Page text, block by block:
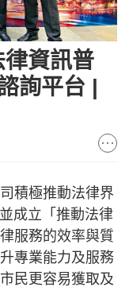
資訊普
詢平台 |
積極推動法律界
成立「推動法律
服務的效率與質
專業能力及服務
民更容易獲取及